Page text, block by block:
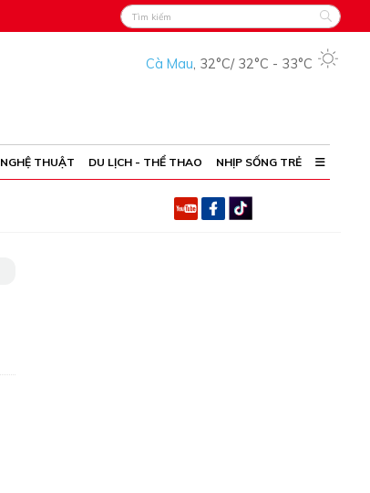
Cà Mau, 32°C/ 32°C - 33°C
THUẬT DU LỊCH - THỂ THAO NHỊP SỐNG TRẺ